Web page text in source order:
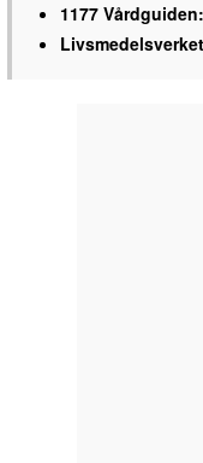
1177 Vårdguiden: